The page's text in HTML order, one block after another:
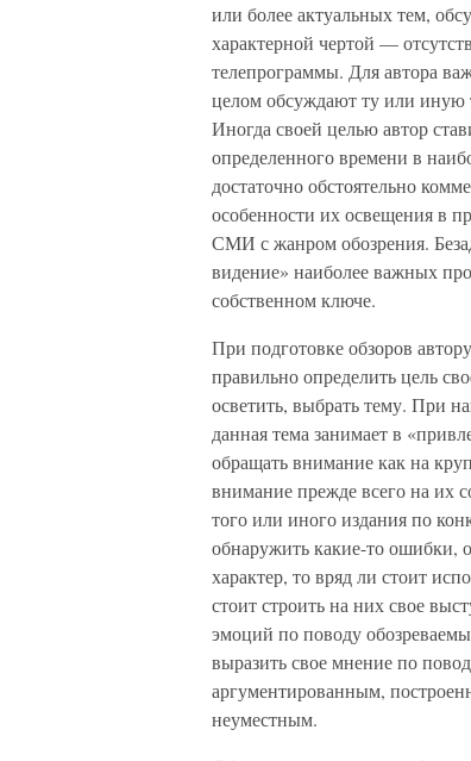
или более актуальных тем,
характерной чертой —
телепрограммы. Для автора
целом обсуждают ту или иную
Иногда своей целью автор
определенного времени в
достаточно обстоятельно
особенности их освещения в
СМИ с жанром обозрения.
видение» наиболее важных
собственном ключе.
При подготовке обзоров
правильно определить цель
осветить, выбрать тему. При
данная тема занимает в
обращать внимание как на
внимание прежде всего на их
того или иного издания по
обнаружить какие-то ошибки,
характер, то вряд ли стоит
стоит строить на них свое
эмоций по поводу
выразить свое мнение по
аргументированным,
неуместным.